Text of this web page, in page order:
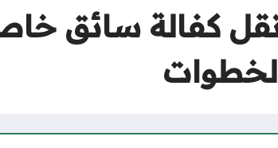
كفالة سائق